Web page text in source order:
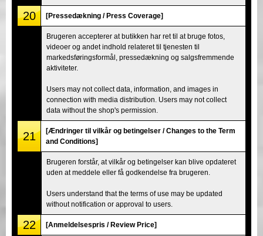
20 [Pressedækning / Press Coverage]
Brugeren accepterer at butikken har ret til at bruge fotos,
videoer og andet indhold relateret til tjenesten til
markedsføringsformål, pressedækning og salgsfremmende
aktiviteter.
Users may not collect data, information, and images in
connection with media distribution. Users may not collect
data without the shop's permission.
21
[Ændringer til vilkår og betingelser / Changes to the Term
and Conditions]
Brugeren forstår, at vilkår og betingelser kan blive opdateret
uden at meddele eller få godkendelse fra brugeren.
Users understand that the terms of use may be updated
without notification or approval to users.
22 [Anmeldelsespris / Review Price]